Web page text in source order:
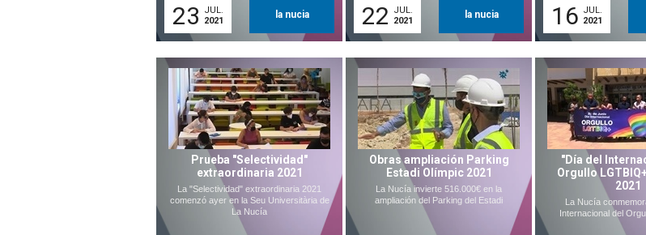
23
JUL.
2021
la nucia 22
JUL.
2021
la nucia 16 JUL.
2021
Prueba "Selectividad"
extraordinaria 2021
La "Selectividad" extraordinaria 2021
comenzó ayer en la Seu Universitària de
La Nucía
Obras ampliación Parking
Estadi Olímpic 2021
La Nucía invierte 516.000€ en la
ampliación del Parking del Estadi
"Día del
Orgullo
2021
La Nucía
Internacional del